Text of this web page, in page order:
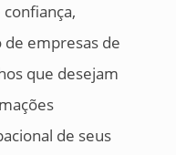
empresas de
que desejam
de seus